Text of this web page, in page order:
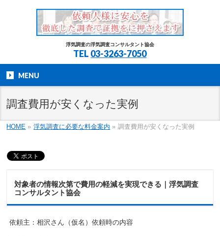
浮気調査の浮気調査コンサルタント協会
TEL 03-3263-7050
MENU
調査費用が安くなった実例
HOME » 浮気調査に必要な料金案内 » 調査費用が安くなった実例
対象者の情報次第で費用の軽減を実現できる｜浮気調査
コンサルタント協会
依頼主：相沢さん（仮名）依頼時の内容